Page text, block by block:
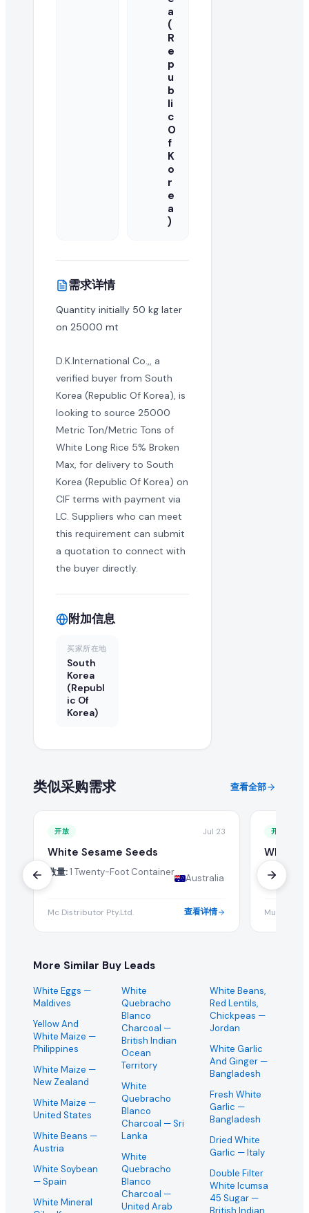
买家通常寻求长期的制造合作伙伴。您可以与买家澄清此
国际出口商可以对此采购需求报价吗?
当然可以。EximNext 是全球 B2B 市场,我们鼓励任何有能力
活跃的采购需求具有时效性。我们建议尽快提交您的 white
批量进口 white long rice 5% broken max 的买家通常在敲定
在 EximNext 查看采购需求是否免费?
浏览采购需求目录是免费的。但提交报价和获取高级买家联
a
(
R
e
p
u
b
li
c
O
f
K
o
r
e
a
)
需求详情
Quantity initially 50 kg later
on 25000 mt
D.K.International Co.,, a
verified buyer from South
Korea (Republic Of Korea), is
looking to source 25000
Metric Ton/Metric Tons of
White Long Rice 5% Broken
Max, for delivery to South
Korea (Republic Of Korea) on
CIF terms with payment via
LC. Suppliers who can meet
this requirement can submit
a quotation to connect with
the buyer directly.
附加信息
买家所在地
South
Korea
(Republ
ic Of
Korea)
类似采购需求 查看全部
开放 Jul 23
White Sesame Seeds
数量:1 Twenty-Foot Container
Australia
Mc Distributor Pty.Ltd. 查看详情
开放
White
数量:
British
More Similar Buy Leads
White Eggs —
Maldives
Yellow And
White Maize —
Philippines
White Maize —
New Zealand
White Maize —
United States
White Beans —
Austria
White Soybean
— Spain
White Mineral
White
Quebracho
Blanco
Charcoal —
British Indian
Ocean
Territory
White
Quebracho
Blanco
Charcoal — Sri
Lanka
White
Quebracho
Blanco
Charcoal —
United Arab
White Beans,
Red Lentils,
Chickpeas —
Jordan
White Garlic
And Ginger —
Bangladesh
Fresh White
Garlic —
Bangladesh
Dried White
Garlic — Italy
Double Filter
White Icumsa
45 Sugar —